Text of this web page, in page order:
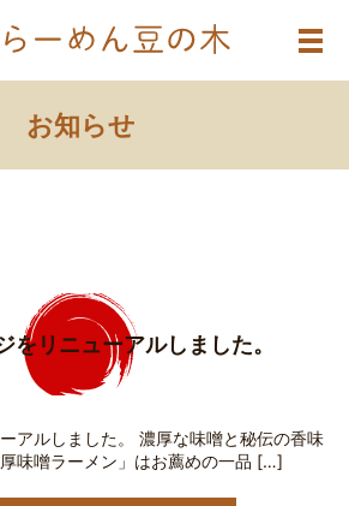
メ
お知らせ
をリニューアルしました。
アルしました。 濃厚な味噌と秘伝の香味
味噌ラーメン」はお薦めの一品 […]